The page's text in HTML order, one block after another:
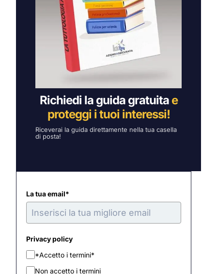
Richiedi la guida gratuita e
proteggi i tuoi interessi!
Riceverai la guida direttamente nella tua casella
di posta!
La tua email*
Privacy policy
*Accetto i termini*
Non accetto i termini